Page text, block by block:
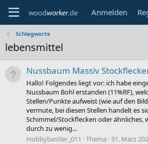
Anmelden
Schlagworte
lebensmittel
Nussbaum Massiv
Hallo! Folgendes liegt vor: ich habe
Nussbaum Bohl erstanden (11%RF),
Stellen/Punkte aufweist (wie auf den
vermute, bei diesen Stellen handelt es
Schimmel/Stockflecken oder ähnliches,
durch zu wenig...
Hobbybastler_011
Thema 31. März